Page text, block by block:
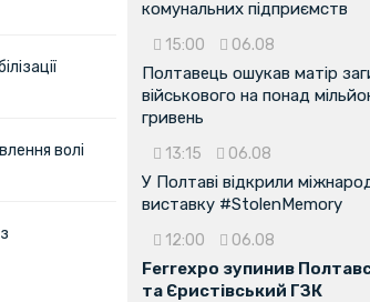
волі
комунальних підприємств
15:00 06.08
Полтавець ошукав матір
військового на понад
гривень
13:15 06.08
У Полтаві відкрили
виставку #StolenMemory
12:00 06.08
Ferrexpo зупинив
та Єристівський ГЗК